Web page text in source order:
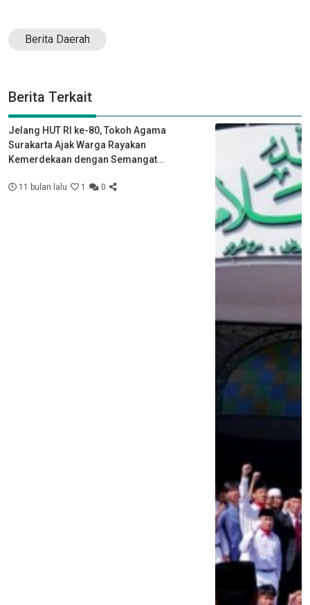
Berita Daerah
Berita Terkait
Jelang HUT RI ke-80, Tokoh Agama
Surakarta Ajak Warga Rayakan
Kemerdekaan dengan Semangat
11 bulan lalu 1 0